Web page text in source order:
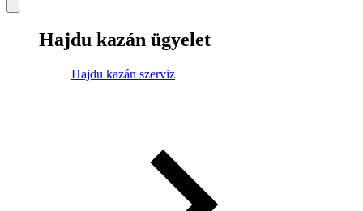
Hajdu kazán ügyelet
Hajdu kazán szerviz